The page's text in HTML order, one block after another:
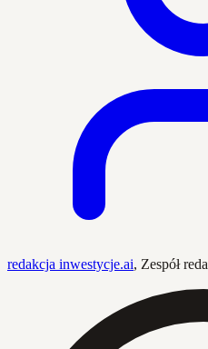
redakcja inwestycje.ai, Zespół